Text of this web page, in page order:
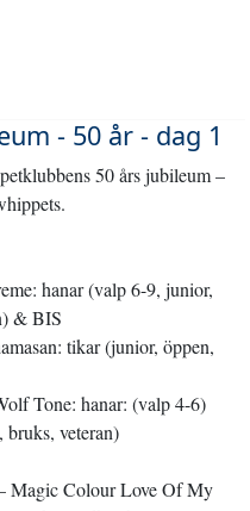
- 50 år - dag 1
50 års jubileum –
hanar (valp 6-9, junior,
& BIS
tikar (junior, öppen,
Tone: hanar: (valp 4-6)
veteran)
Magic Colour Love Of My